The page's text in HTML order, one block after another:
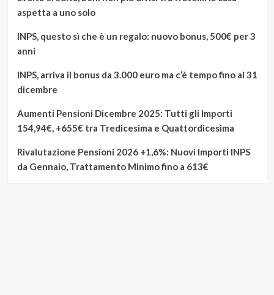
aspetta a uno solo
INPS, questo sì che è un regalo: nuovo bonus, 500€ per 3
anni
INPS, arriva il bonus da 3.000 euro ma c’è tempo fino al 31
dicembre
Aumenti Pensioni Dicembre 2025: Tutti gli Importi
154,94€, +655€ tra Tredicesima e Quattordicesima
Rivalutazione Pensioni 2026 +1,6%: Nuovi Importi INPS
da Gennaio, Trattamento Minimo fino a 613€